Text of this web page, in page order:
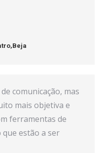
Beja
comunicação, mas
mais objetiva e
ferramentas de
estão a ser